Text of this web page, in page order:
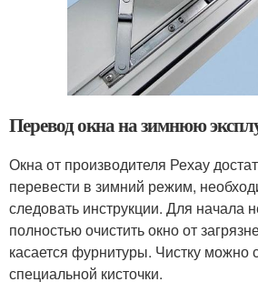
Перевод окна на зимнюю
Окна от производителя Рехау
перевести в зимний режим,
следовать инструкции. Для начала
полностью очистить окно от
касается фурнитуры. Чистку
специальной кисточки.